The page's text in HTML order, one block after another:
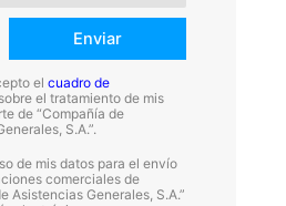
elcuadro de
sobre el tratamiento de mis
de “Compañía de
S.A.”.
de mis datos para el envío
comerciales de
Asistencias Generales, S.A.”